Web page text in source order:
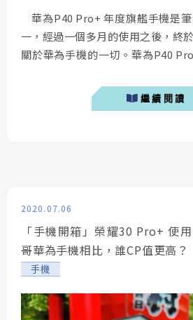
華為P40 Pro+ 年度旗艦手機是
一，經過一個多月的使用之後，終
關於華為手機的一切。華為P40
當細緻順滑。十倍光學變焦，目前
得遠、也攝的相當清晰。 華為手
繼續閱讀
2020.07.06
「手機開箱」榮耀30 Pro+ 使
哥華為手機相比，誰CP值更高？
手機